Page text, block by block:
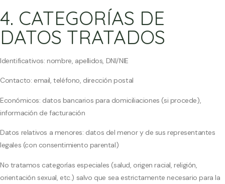
4. CATEGORÍAS DE
DATOS TRATADOS
Identificativos: nombre, apellidos, DNI/NIE
Contacto: email, teléfono, dirección postal
Económicos: datos bancarios para domiciliaciones (si procede),
información de facturación
Datos relativos a menores: datos del menor y de sus representantes
legales (con consentimiento parental)
No tratamos categorías especiales (salud, origen racial, religión,
orientación sexual, etc.) salvo que sea estrictamente necesario para la